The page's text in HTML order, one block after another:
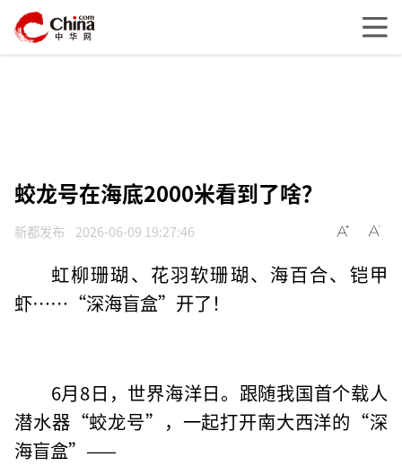
蛟龙号在海底2000米看到了啥？
新都发布 2026-06-09 19:27:46
虹柳珊瑚、花羽软珊瑚、海百合、铠甲
虾……“深海盲盒”开了！
6月8日，世界海洋日。跟随我国首个载人
潜水器“蛟龙号”，一起打开南大西洋的“深
海盲盒”——